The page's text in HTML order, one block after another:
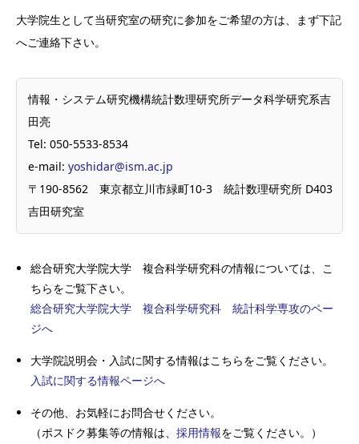
大学院生として当研究室の研究に参加をご希望の方は、まず下記
へご連絡下さい。
情報・システム研究機構統計数理研究所データ科学研究系吉
田亮
Tel: 050-5533-8534
e-mail: yoshidar@ism.ac.jp
〒190-8562 東京都立川市緑町10-3 統計数理研究所 D403
吉田研究室
総合研究大学院大学 複合科学研究科の情報については、こ
ちらをご覧下さい。
総合研究大学院大学 複合科学研究科 統計科学専攻のペー
ジへ
大学院説明会・入試に関する情報はこちらをご覧ください。
入試に関する情報ページへ
その他、お気軽にお問合せください。
（ポスドク募集等の情報は、採用情報をご覧ください。）